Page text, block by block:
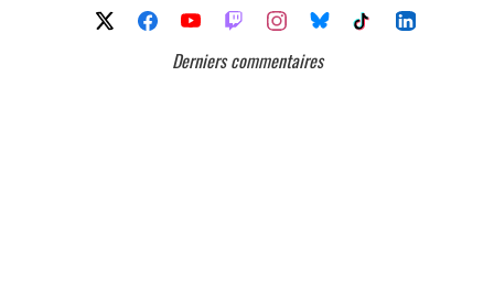
Derniers commentaires